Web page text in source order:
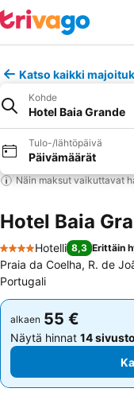
Katso kaikki
Kohde
Hotel Baia Grande
Tulo-/lähtöpäivä
Päivämäärät
Näin maksut vaikuttavat
Hotel Baia
4 Tähtiluokitus
Hotelli 8,3 Erittäin
Praia da Coelha, R. de
Portugali
alkaen 55 €
Näytä hinnat 14
alkaen 55 €
Näytä hinnat 14